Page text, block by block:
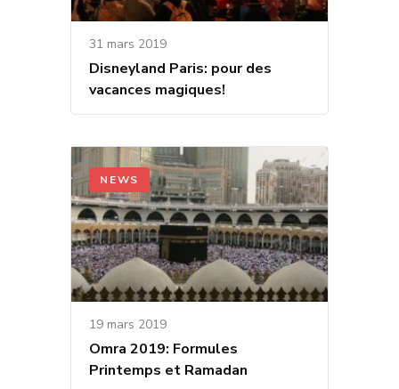
31 mars 2019
Disneyland Paris: pour des
vacances magiques!
NEWS
19 mars 2019
Omra 2019: Formules
Printemps et Ramadan